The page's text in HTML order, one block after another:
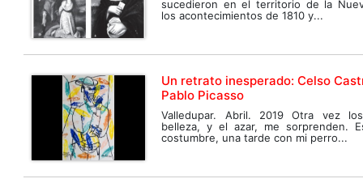
sucedieron en el territorio de la
los acontecimientos de 1810 y...
Un retrato inesperado: Celso
Pablo Picasso
Valledupar. Abril. 2019 Otra vez
belleza, y el azar, me sorprenden.
costumbre, una tarde con mi perro...